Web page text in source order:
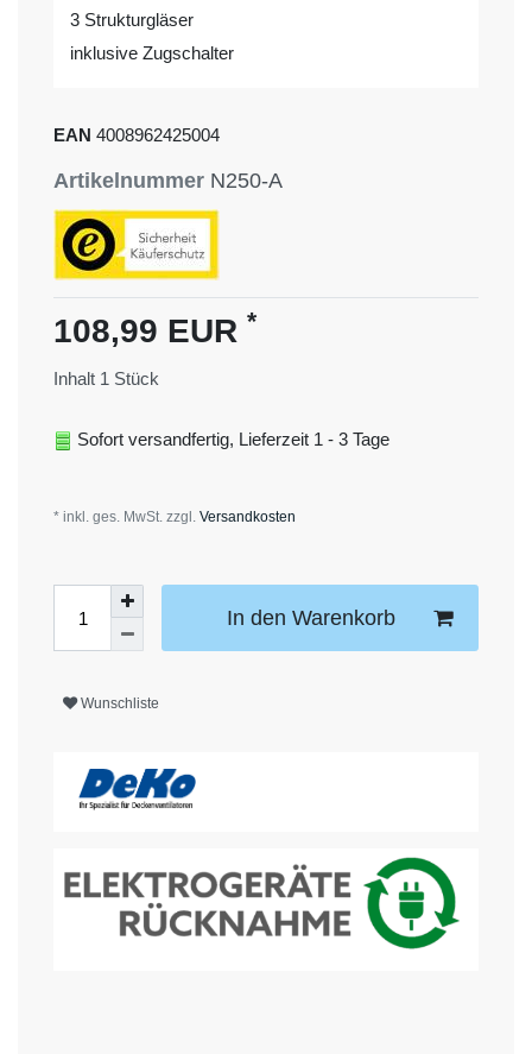
3 Strukturgläser
inklusive Zugschalter
EAN 4008962425004
Artikelnummer N250-A
108,99 EUR *
Inhalt 1 Stück
Sofort versandfertig, Lieferzeit 1 - 3 Tage
* inkl. ges. MwSt. zzgl. Versandkosten
In den Warenkorb
Wunschliste